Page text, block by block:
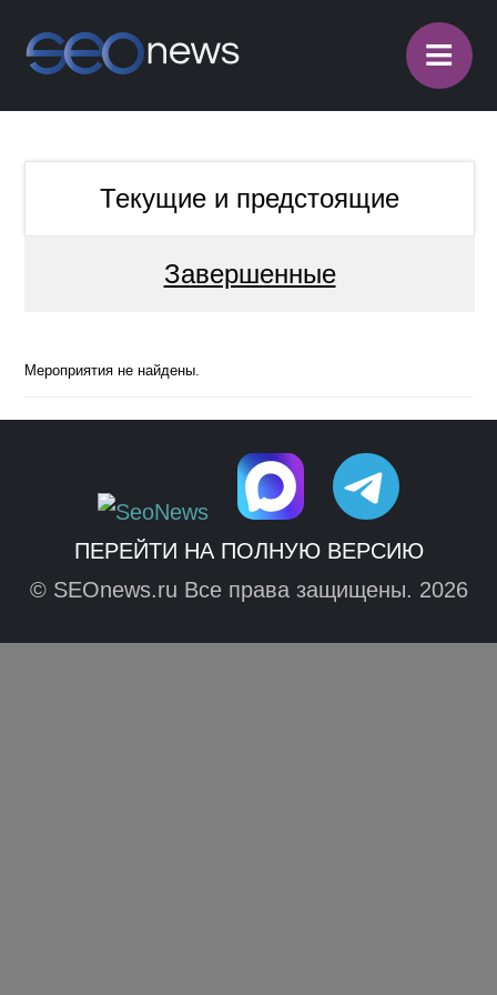
≡
Текущие и предстоящие
Завершенные
Мероприятия не найдены.
ПЕРЕЙТИ НА ПОЛНУЮ ВЕРСИЮ
© SEOnews.ru Все права защищены. 2026